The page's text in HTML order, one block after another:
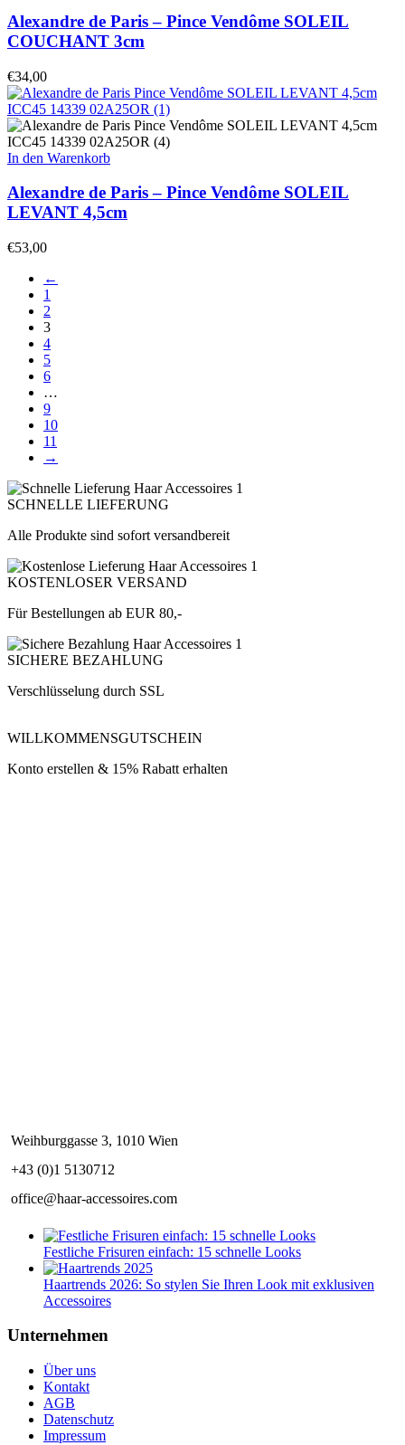
Alexandre de Paris – Pince Vendôme SOLEIL
COUCHANT 3cm
€34,00
In den Warenkorb
Alexandre de Paris – Pince Vendôme SOLEIL
LEVANT 4,5cm
€53,00
←
1
2
3
4
5
6
…
9
10
11
→
SCHNELLE LIEFERUNG
Alle Produkte sind sofort versandbereit
KOSTENLOSER VERSAND
Für Bestellungen ab EUR 80,-
SICHERE BEZAHLUNG
Verschlüsselung durch SSL
WILLKOMMENSGUTSCHEIN
Konto erstellen & 15% Rabatt erhalten
Weihburggasse 3, 1010 Wien
+43 (0)1 5130712
office@haar-accessoires.com
Festliche Frisuren einfach: 15 schnelle Looks
Haartrends 2026: So stylen Sie Ihren Look mit exklusiven
Accessoires
Unternehmen
Über uns
Kontakt
AGB
Datenschutz
Impressum